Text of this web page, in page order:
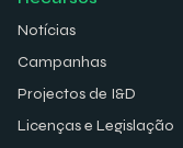
Notícias
Campanhas
Projectos de I&D
Licenças e Legislação